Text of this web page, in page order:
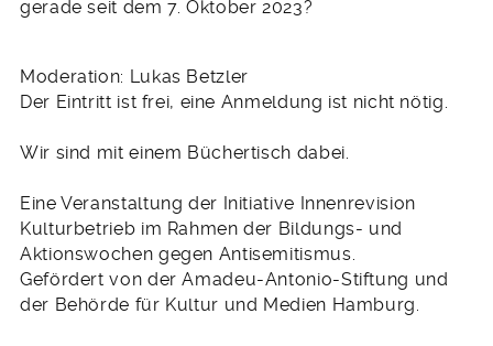
gerade seit dem 7. Oktober 2023?
Moderation: Lukas Betzler
Der Eintritt ist frei, eine Anmeldung ist nicht nötig.
Wir sind mit einem Büchertisch dabei.
Eine Veranstaltung der Initiative Innenrevision
Kulturbetrieb im Rahmen der Bildungs- und
Aktionswochen gegen Antisemitismus.
Gefördert von der Amadeu-Antonio-Stiftung und
der Behörde für Kultur und Medien Hamburg.